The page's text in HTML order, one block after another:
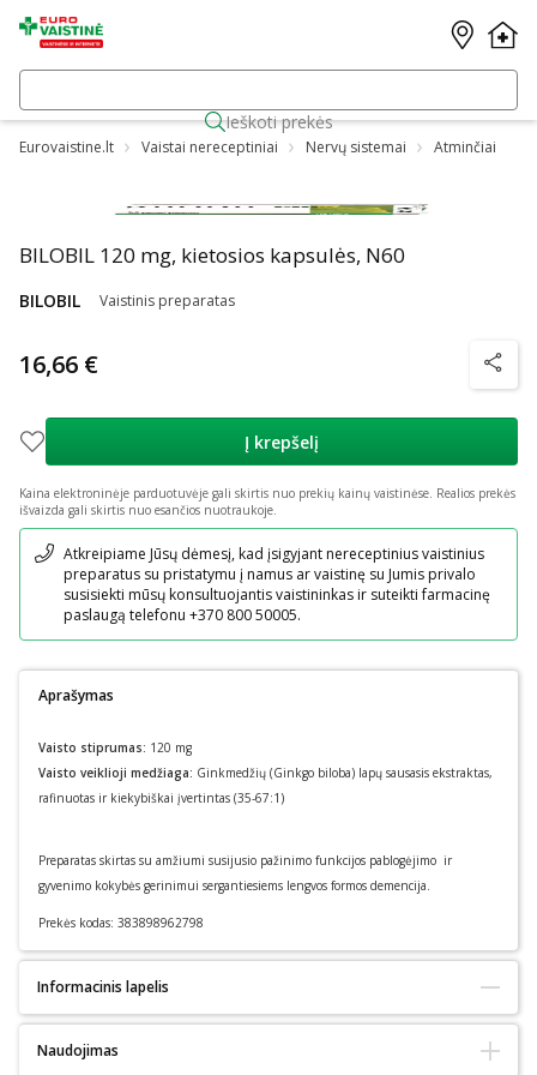
Ieškoti prekės
Eurovaistine.lt Vaistai nereceptiniai Nervų sistemai Atminčiai
BILOBIL 120 mg, kietosios kapsulės, N60
BILOBIL Vaistinis preparatas
16,66 €
Į krepšelį
Kaina elektroninėje parduotuvėje gali skirtis nuo prekių kainų vaistinėse. Realios prekės
išvaizda gali skirtis nuo esančios nuotraukoje.
Pranešimas
Atkreipiame Jūsų dėmesį, kad įsigyjant nereceptinius vaistinius
preparatus su pristatymu į namus ar vaistinę su Jumis privalo
susisiekti mūsų konsultuojantis vaistininkas ir suteikti farmacinę
paslaugą telefonu +370 800 50005.
Aprašymas
Vaisto stiprumas: 120 mg
Vaisto veiklioji medžiaga: Ginkmedžių (Ginkgo biloba) lapų sausasis ekstraktas,
rafinuotas ir kiekybiškai įvertintas (35-67:1)
Preparatas skirtas su amžiumi susijusio pažinimo funkcijos pablogėjimo ir
gyvenimo kokybės gerinimui sergantiesiems lengvos formos demencija.
Prekės kodas: 383898962798
Informacinis lapelis
Naudojimas